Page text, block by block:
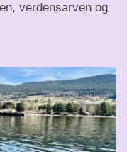
verdensarven og